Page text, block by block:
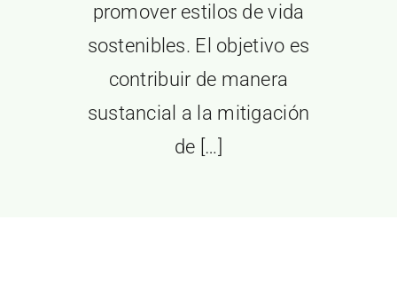
promover estilos de vida
sostenibles. El objetivo es
contribuir de manera
sustancial a la mitigación
de […]